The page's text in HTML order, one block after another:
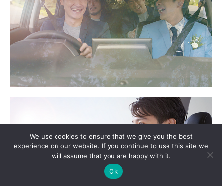
We use cookies to ensure that we give you the best
experience on our website. If you continue to use this site we
will assume that you are happy with it.
Ok